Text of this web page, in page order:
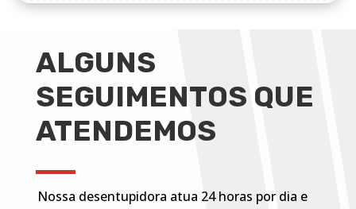
ALGUNS
SEGUIMENTOS QUE
ATENDEMOS
Nossa desentupidora atua 24 horas por dia e